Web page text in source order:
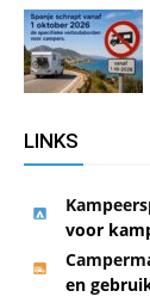
LINKS
voor
en